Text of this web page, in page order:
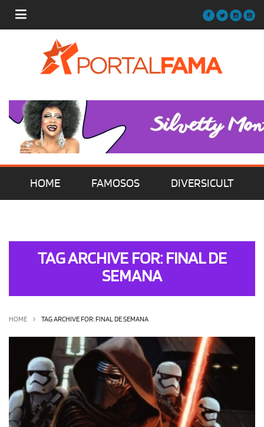
HOME FAMOSOS DIVERSICULT
OLHA ISSO! EU QUERO!
TAG ARCHIVE FOR: FINAL DE
SEMANA
HOME TAG ARCHIVE FOR: FINAL DE SEMANA